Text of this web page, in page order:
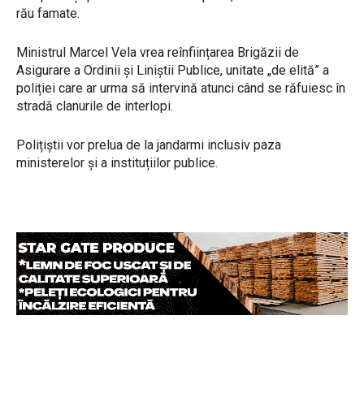
rău famate.
Ministrul Marcel Vela vrea reînființarea Brigăzii de
Asigurare a Ordinii și Liniștii Publice, unitate „de elită” a
poliției care ar urma să intervină atunci când se răfuiesc în
stradă clanurile de interlopi.
Polițiștii vor prelua de la jandarmi inclusiv paza
ministerelor și a instituțiilor publice.